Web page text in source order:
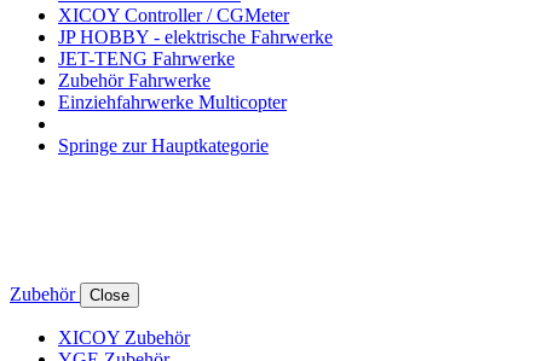
XICOY Controller / CGMeter
JP HOBBY - elektrische Fahrwerke
JET-TENG Fahrwerke
Zubehör Fahrwerke
Einziehfahrwerke Multicopter
Springe zur Hauptkategorie
Zubehör Close
XICOY Zubehör